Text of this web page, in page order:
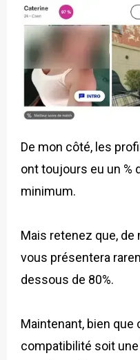
De mon côté, les
ont toujours eu un %
minimum.
Mais retenez que, de
vous présentera
dessous de 80%.
Maintenant, bien que
compatibilité soit